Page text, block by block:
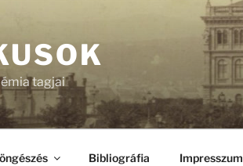
tagjai
Bibliográfia Impresszum